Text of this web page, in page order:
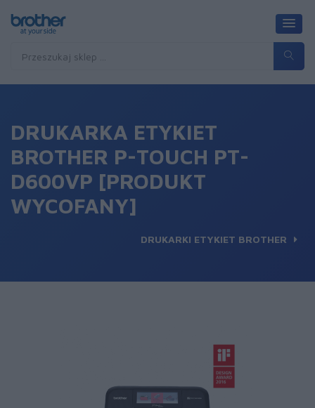
DRUKARKA ETYKIET
BROTHER P-TOUCH PT-
D600VP [PRODUKT
WYCOFANY]
DRUKARKI ETYKIET BROTHER